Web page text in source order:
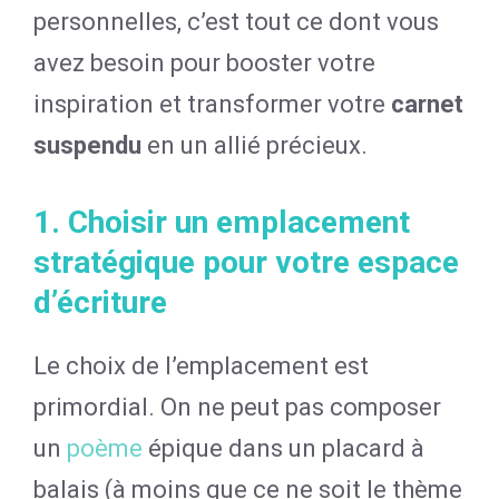
personnelles, c’est tout ce dont vous
avez besoin pour booster votre
inspiration et transformer votre carnet
suspendu en un allié précieux.
1. Choisir un emplacement
stratégique pour votre espace
d’écriture
Le choix de l’emplacement est
primordial. On ne peut pas composer
un poème épique dans un placard à
balais (à moins que ce ne soit le thème